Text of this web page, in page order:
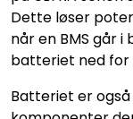
Dette løser
når en BMS går
batteriet ned for
Batteriet er